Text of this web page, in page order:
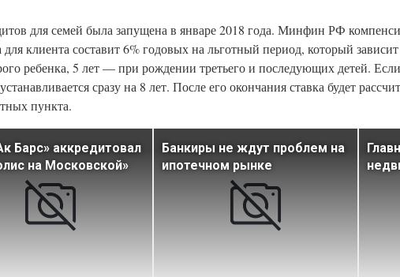
для семей была запущена в январе 2018 года. Минфин РФ
клиента составит 6% годовых на льготный период, который зависит
ребенка, 5 лет — при рождении третьего и последующих детей.
сразу на 8 лет. После его окончания ставка будет
пункта.
Барс» аккредитовал
на Московской»
Банкиры не ждут проблем на
ипотечном рынке